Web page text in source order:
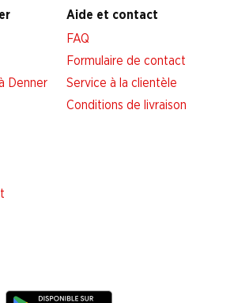
Denner
Aide et contact
FAQ
Formulaire de contact
Service à la clientèle
Conditions de livraison